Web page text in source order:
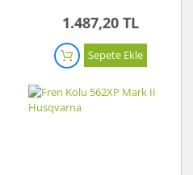
1.487,20 TL
Sepete Ekle